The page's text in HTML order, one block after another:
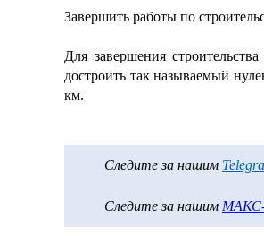
Завершить работы по
Для завершения
достроить так называемый
км.
Следите за нашим
Следите за нашим МАКС-